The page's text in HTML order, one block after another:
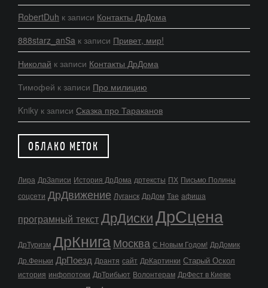
RobertDuh к записи Контакты ДрДома
888starz_anSa к записи Привет, мир!
Николай к записи Контакты ДрДома
Тимофей к записи Про милицию
Kniky к записи Сказка про Тараканов
ОБЛАКО МЕТОК
Лира ДрЗаписи История ДрДома дртексты ПХ Письмо Полины
соцсети ДрДвижение Луганск ДрДом Тае афиша
програмный текстДрДискиДрСцена
ДрТуризм ДрКнигаМосква С Новым Годом! ДрДомик
Др.Феньки ДрПоезд Дрантя сайт ДрКартинки Старый Оскол
история инфопотоки ДрТрибьют Волонтерам ДрФест в Киеве